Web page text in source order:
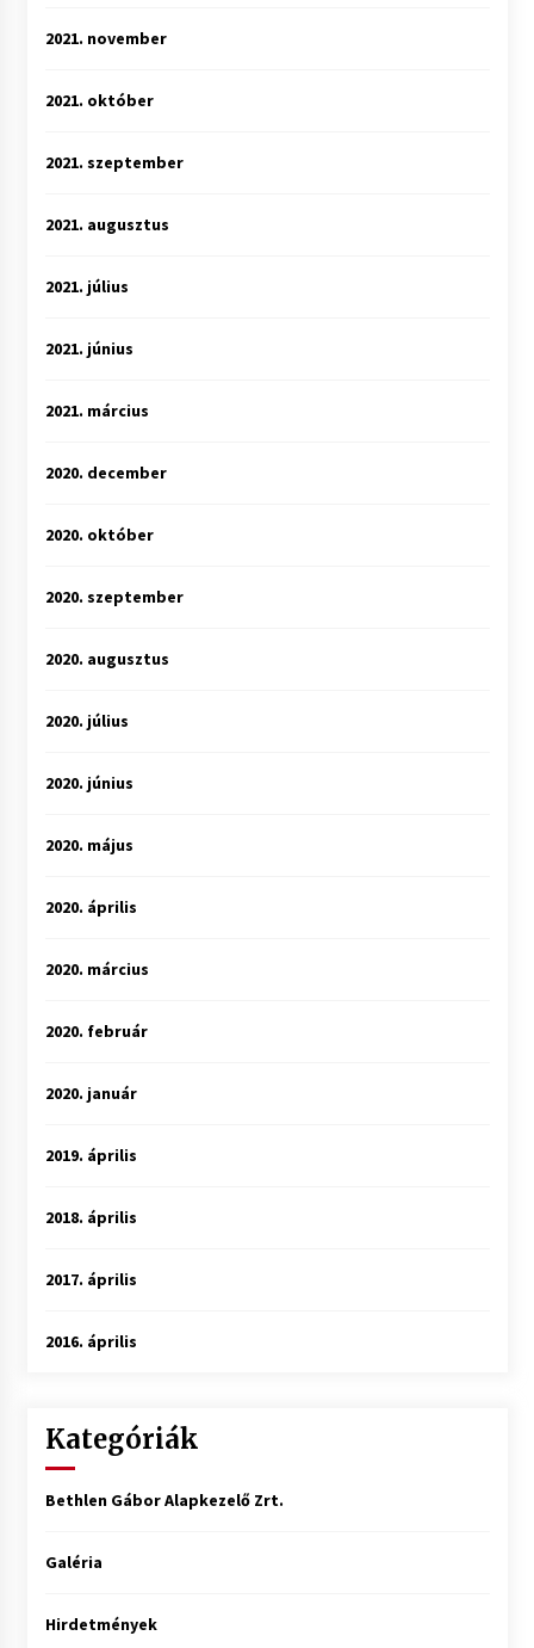
2021. november
2021. október
2021. szeptember
2021. augusztus
2021. július
2021. június
2021. március
2020. december
2020. október
2020. szeptember
2020. augusztus
2020. július
2020. június
2020. május
2020. április
2020. március
2020. február
2020. január
2019. április
2018. április
2017. április
2016. április
Kategóriák
Bethlen Gábor Alapkezelő Zrt.
Galéria
Hirdetmények